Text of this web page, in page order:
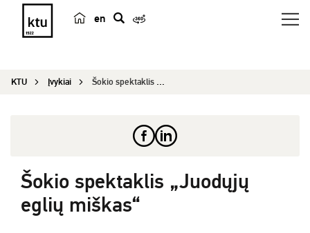
en
e
KTU Įvykiai Šokio spektaklis „Juodųjų eglių miškas“
Šokio spektaklis „Juodųjų
eglių miškas“